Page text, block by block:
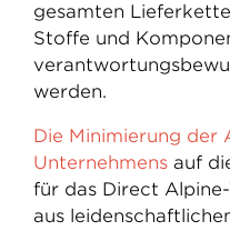
gesamten
Stoffe und
werden.
Die Minimierung der
Unternehmens auf
für das Direct
aus